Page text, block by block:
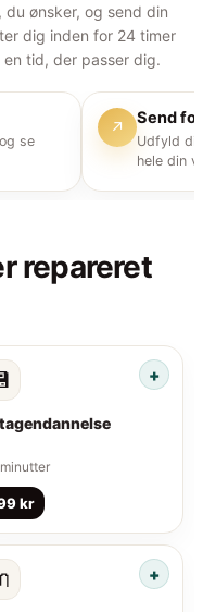
ønsker, og send din
dig inden for 24 timer
tid, der passer dig.
se
↗ Send
Udfyld
hele din
repareret
kr